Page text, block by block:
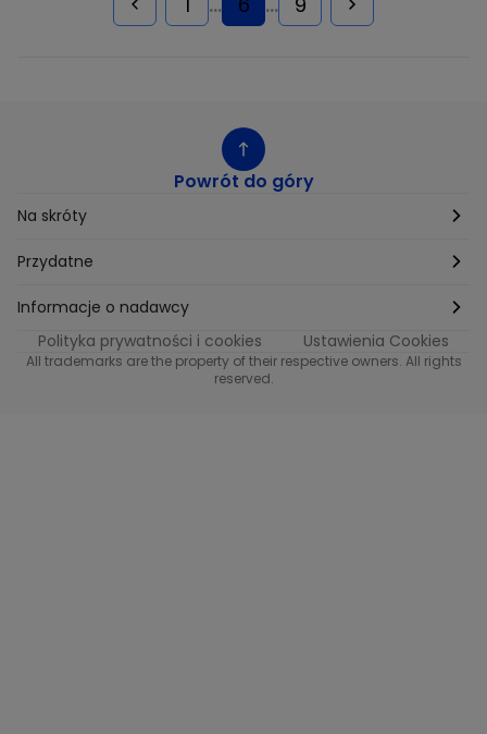
Powrót do góry
Na skróty
Etyka
Supplier Diversity
Polityka podatkowa
Przydatne
Biuro Prasowe
Biuro Reklamy
Informacje o nadawcy
Informacje o nadawcy programu METRO
Polityka prywatności i cookies Ustawienia Cookies
All trademarks are the property of their respective owners. All rights
reserved.